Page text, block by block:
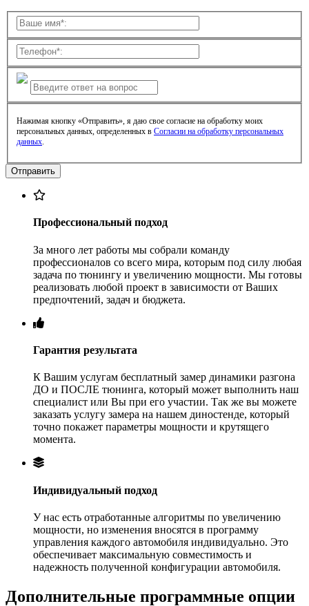
Нажимая кнопку «Отправить», я даю свое согласие на обработку моих
персональных данных, определенных в Согласии на обработку персональных
данных.
Профессиональный подход
За много лет работы мы собрали команду
профессионалов со всего мира, которым под силу любая
задача по тюнингу и увеличению мощности. Мы готовы
реализовать любой проект в зависимости от Ваших
предпочтений, задач и бюджета.
Гарантия результата
К Вашим услугам бесплатный замер динамики разгона
ДО и ПОСЛЕ тюнинга, который может выполнить наш
специалист или Вы при его участии. Так же вы можете
заказать услугу замера на нашем диностенде, который
точно покажет параметры мощности и крутящего
момента.
Индивидуальный подход
У нас есть отработанные алгоритмы по увеличению
мощности, но изменения вносятся в программу
управления каждого автомобиля индивидуально. Это
обеспечивает максимальную совместимость и
надежность полученной конфигурации автомобиля.
Дополнительные программные опции